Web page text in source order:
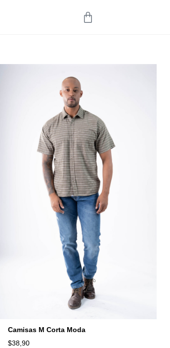
Camisas M Corta Moda
$38,90